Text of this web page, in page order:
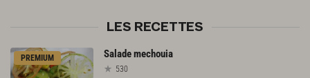
LES RECETTES
PREMIUM Salademechouia
530